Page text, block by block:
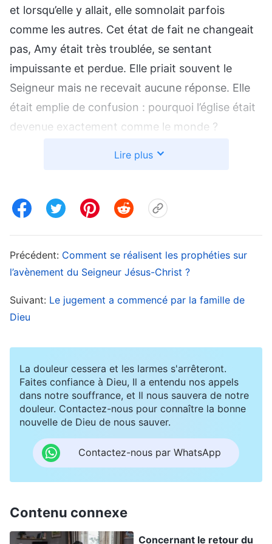
et lorsqu’elle y allait, elle somnolait parfois
comme les autres. Cet état de fait ne changeait
pas, Amy était très troublée, se sentant
impuissante et perdue. Elle priait souvent le
Seigneur mais ne recevait aucune réponse. Elle
était emplie de confusion : pourquoi l’église était
devenue exactement comme le monde ?
Seigneur est avec nous ?
Surmonter sa confusion et accueillir le
retour du Seigneur
Un jour de décembre 2017, Amy a rencontré par
hasard, dans un parc, une camarade de classe,
Susan, qui était également croyante depuis de
nombreuses années. Au cours de leur discussion,
Amy évoqua son sentiment de confusion et
avait entendu le sermon d’un ami. Elle invita alors
Amy à la rejoindre pour un service. Amy accepta
avec joie.
Malgré la froideur du mois de décembre, la
journée était lumineuse, ensoleillée et le soleil
chauffait. Susan amena Amy chez son ami pour
un sermon. Le prêtre s’appelait frère Li, il
Lire plus
Précédent: Comment se réalisent les prophéties sur
l’avènement du Seigneur Jésus-Christ ?
Suivant: Le jugement a commencé par la famille de
Dieu
La douleur cessera et les larmes s'arrêteront.
Faites confiance à Dieu, Il a entendu nos appels
dans notre souffrance, et Il nous sauvera de notre
douleur. Contactez-nous pour connaître la bonne
nouvelle de Dieu de nous sauver.
Contactez-nous par WhatsApp
Contenu connexe
Concernant le retour du